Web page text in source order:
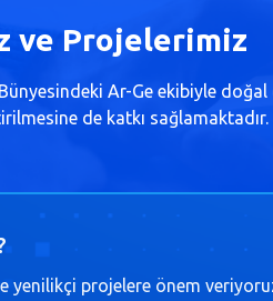
ve Projelerimiz
Ar-Ge ekibiyle
de katkı
yenilikçi projelere önem